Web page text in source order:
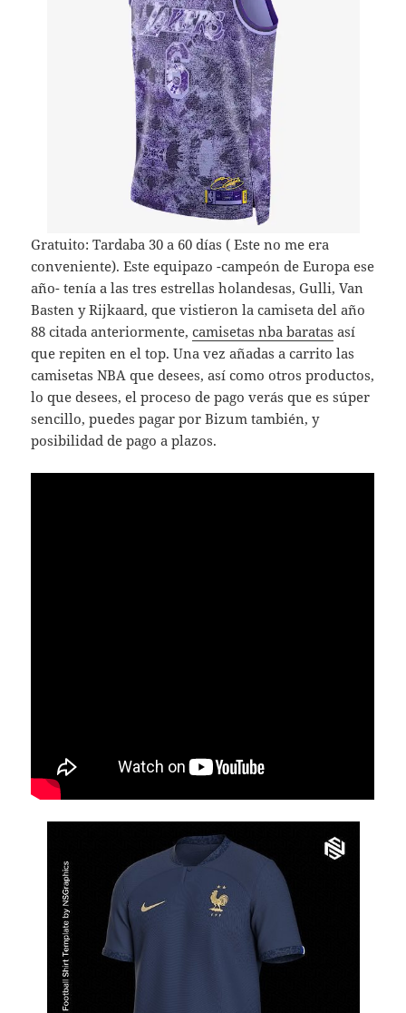
Gratuito: Tardaba 30 a 60 días ( Este no me era
conveniente). Este equipazo -campeón de Europa ese
año- tenía a las tres estrellas holandesas, Gulli, Van
Basten y Rijkaard, que vistieron la camiseta del año
88 citada anteriormente,camisetas nba baratas así
que repiten en el top. Una vez añadas a carrito las
camisetas NBA que desees, así como otros productos,
lo que desees, el proceso de pago verás que es súper
sencillo, puedes pagar por Bizum también, y
posibilidad de pago a plazos.